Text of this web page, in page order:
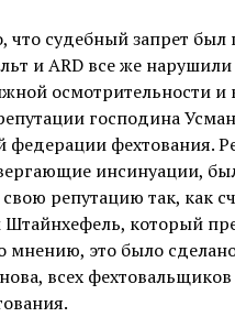
что судебный запрет был
и ARD все же
осмотрительности и
господина
фехтования.
инсинуации,
репутацию так, как
который
мнению, это было
всех